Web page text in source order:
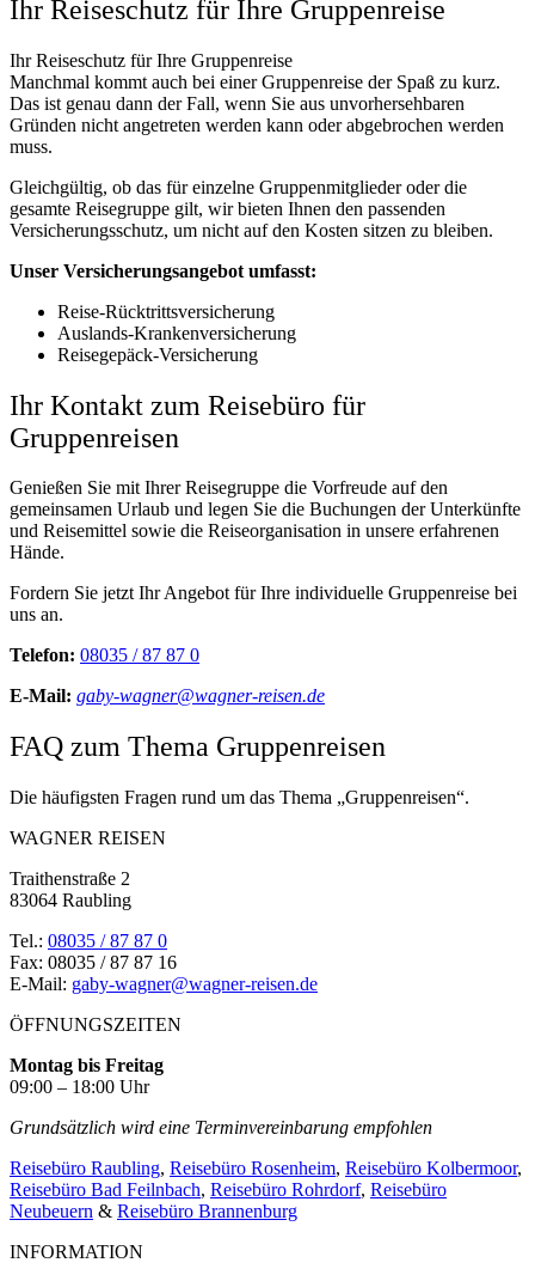
Ihr Reiseschutz für Ihre Gruppenreise
Ihr Reiseschutz für Ihre Gruppenreise
Manchmal kommt auch bei einer Gruppenreise der Spaß zu kurz.
Das ist genau dann der Fall, wenn Sie aus unvorhersehbaren
Gründen nicht angetreten werden kann oder abgebrochen werden
muss.
Gleichgültig, ob das für einzelne Gruppenmitglieder oder die
gesamte Reisegruppe gilt, wir bieten Ihnen den passenden
Versicherungsschutz, um nicht auf den Kosten sitzen zu bleiben.
Unser Versicherungsangebot umfasst:
Reise-Rücktrittsversicherung
Auslands-Krankenversicherung
Reisegepäck-Versicherung
Ihr Kontakt zum Reisebüro für
Gruppenreisen
Genießen Sie mit Ihrer Reisegruppe die Vorfreude auf den
gemeinsamen Urlaub und legen Sie die Buchungen der Unterkünfte
und Reisemittel sowie die Reiseorganisation in unsere erfahrenen
Hände.
Fordern Sie jetzt Ihr Angebot für Ihre individuelle Gruppenreise bei
uns an.
Telefon: 08035 / 87 87 0
E-Mail: gaby-wagner@wagner-reisen.de
FAQ zum Thema Gruppenreisen
Die häufigsten Fragen rund um das Thema „Gruppenreisen“.
WAGNER REISEN
Traithenstraße 2
83064 Raubling
Tel.: 08035 / 87 87 0
Fax: 08035 / 87 87 16
E-Mail: gaby-wagner@wagner-reisen.de
ÖFFNUNGSZEITEN
Montag bis Freitag
09:00 – 18:00 Uhr
Grundsätzlich wird eine Terminvereinbarung empfohlen
Reisebüro Raubling, Reisebüro Rosenheim, Reisebüro Kolbermoor,
Reisebüro Bad Feilnbach, Reisebüro Rohrdorf, Reisebüro
Neubeuern & Reisebüro Brannenburg
INFORMATION